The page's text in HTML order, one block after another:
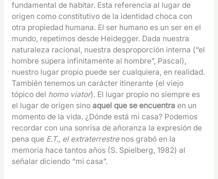
fundamental de habitar. Esta referencia al lugar de
origen como constitutivo de la identidad choca con
otra propiedad humana. El ser humano es un ser en el
mundo, repetimos desde Heidegger. Dada nuestra
naturaleza racional, nuestra desproporción interna (“el
hombre supera infinitamente al hombre”, Pascal),
nuestro lugar propio puede ser cualquiera, en realidad.
También tenemos un carácter itinerante (el viejo
tópico del homo viator). El lugar propio no siempre es
el lugar de origen sino aquel que se encuentra en un
momento de la vida. ¿Dónde está mi casa? Podemos
recordar con una sonrisa de añoranza la expresión de
pena que E.T., el extraterrestrenos grabó en la
memoria hace tantos años (S. Spielberg, 1982) al
señalar diciendo “mi casa”.